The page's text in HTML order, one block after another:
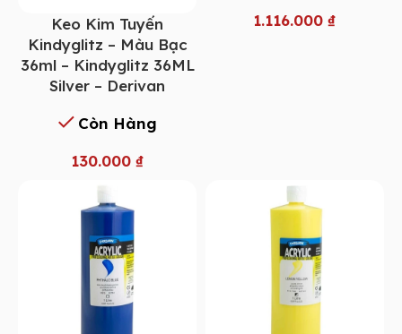
Keo Kim Tuyến
Kindyglitz – Màu Bạc
36ml – Kindyglitz 36ML
Silver – Derivan
Còn Hàng
130.000 ₫
1.116.000₫